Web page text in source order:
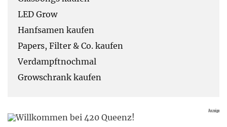
LED Grow
Hanfsamen kaufen
Papers, Filter & Co. kaufen
Verdampftnochmal
Growschrank kaufen